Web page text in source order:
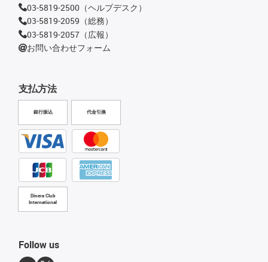
支払方法
銀行振込 代金引換
Diners Club
International
03-5819-2500（ヘルプデスク）
03-5819-2059（総務）
03-5819-2057（広報）
お問い合わせフォーム
Follow us